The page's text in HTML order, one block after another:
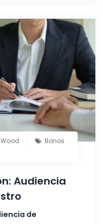
Bonos
Audiencia
de